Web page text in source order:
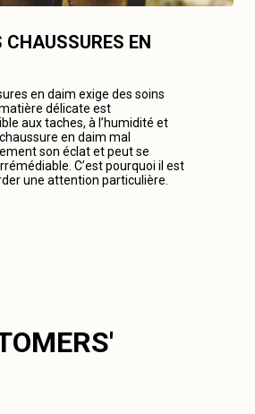
CHAUSSURES EN
en daim exige des soins
délicate est
aux taches, à l’humidité et
en daim mal
son éclat et peut se
C’est pourquoi il est
une attention particulière.